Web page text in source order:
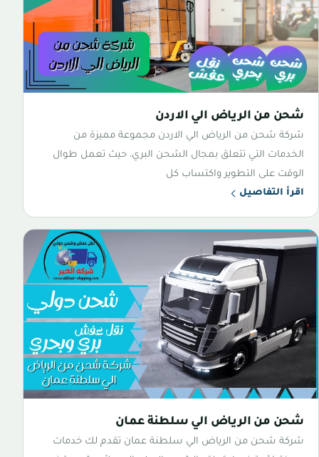
شحن من الرياض الي الاردن
شركة شحن من الرياض الي الاردن مجموعة مميزة من
الخدمات التي تتعلق بمجال الشحن البري، حيث تعمل طوال
الوقت على التطوير واكتساب كل
اقرأ التفاصيل
شحن من الرياض الي سلطنة عمان
شركة شحن من الرياض الي سلطنة عمان تقدم لك خدمات